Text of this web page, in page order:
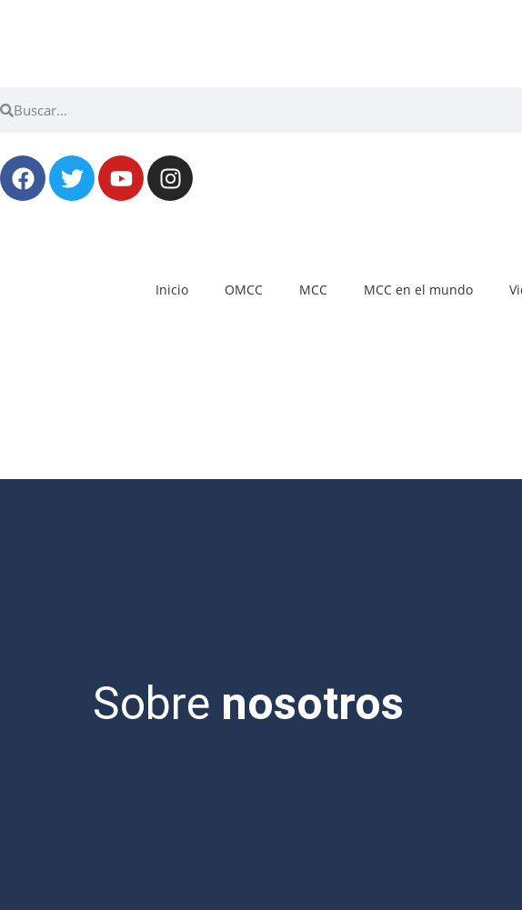
Inicio OMCC MCC MCC en el mundo
Sobre nosotros